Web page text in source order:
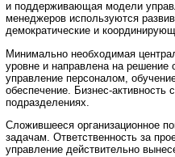
и поддерживающая модели
менеджеров используются
демократические и
Минимально необходимая
уровне и направлена на решение
управление персоналом,
обеспечение. Бизнес-активность
подразделениях.
Сложившееся организационное
задачам. Ответственность за
управление действительно